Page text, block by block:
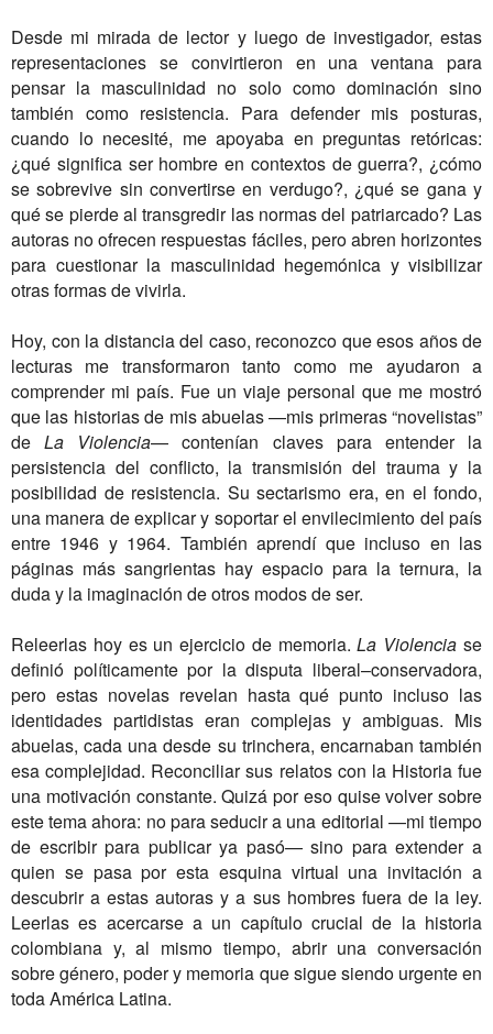
Desde mi mirada de lector y luego de investigador, estas
representaciones se convirtieron en una ventana para
pensar la masculinidad no solo como dominación sino
también como resistencia. Para defender mis posturas,
cuando lo necesité, me apoyaba en preguntas retóricas:
¿qué significa ser hombre en contextos de guerra?, ¿cómo
se sobrevive sin convertirse en verdugo?, ¿qué se gana y
qué se pierde al transgredir las normas del patriarcado? Las
autoras no ofrecen respuestas fáciles, pero abren horizontes
para cuestionar la masculinidad hegemónica y visibilizar
otras formas de vivirla.
Hoy, con la distancia del caso, reconozco que esos años de
lecturas me transformaron tanto como me ayudaron a
comprender mi país. Fue un viaje personal que me mostró
que las historias de mis abuelas —mis primeras “novelistas”
deLa Violencia— contenían claves para entender la
persistencia del conflicto, la transmisión del trauma y la
posibilidad de resistencia. Su sectarismo era, en el fondo,
una manera de explicar y soportar el envilecimiento del país
entre 1946 y 1964. También aprendí que incluso en las
páginas más sangrientas hay espacio para la ternura, la
duda y la imaginación de otros modos de ser.
Releerlas hoy es un ejercicio de memoria.La Violenciase
definió políticamente por la disputa liberal–conservadora,
pero estas novelas revelan hasta qué punto incluso las
identidades partidistas eran complejas y ambiguas. Mis
abuelas, cada una desde su trinchera, encarnaban también
esa complejidad. Reconciliar sus relatos con la Historia fue
una motivación constante. Quizá por eso quise volver sobre
este tema ahora: no para seducir a una editorial —mi tiempo
de escribir para publicar ya pasó— sino para extender a
quien se pasa por esta esquina virtual una invitación a
descubrir a estas autoras y a sus hombres fuera de la ley.
Leerlas es acercarse a un capítulo crucial de la historia
colombiana y, al mismo tiempo, abrir una conversación
sobre género, poder y memoria que sigue siendo urgente en
toda América Latina.